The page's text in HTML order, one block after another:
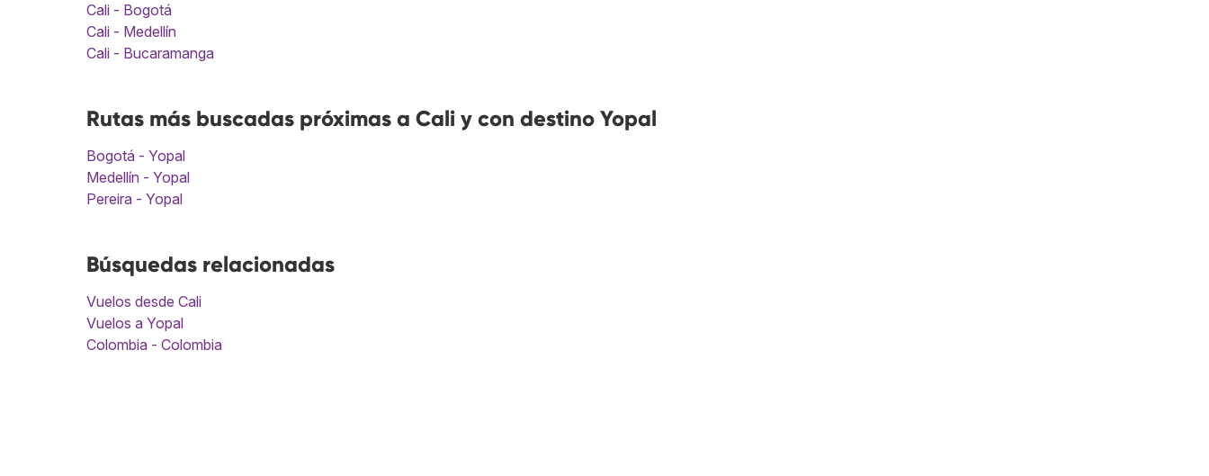
Cali - Bogotá
Cali - Medellín
Cali - Bucaramanga
Rutas más buscadas próximas a Cali y con destino Yopal
Bogotá - Yopal
Medellín - Yopal
Pereira - Yopal
Búsquedas relacionadas
Vuelos desde Cali
Vuelos a Yopal
Colombia - Colombia